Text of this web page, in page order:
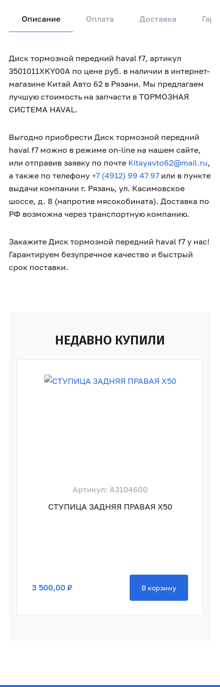
Описание Оплата Доставка
Диск тормозной передний haval f7, артикул
3501011XKY00A по цене руб. в наличии в интернет-
магазине Китай Авто 62 в Рязани. Мы предлагаем
лучшую стоимость на запчасти в ТОРМОЗНАЯ
СИСТЕМА HAVAL.
Выгодно приобрести Диск тормозной передний
haval f7 можно в режиме on-line на нашем сайте,
или отправив заявку по почте Kitayavto62@mail.ru,
а также по телефону +7 (4912) 99 47 97 или в пункте
выдачи компании г. Рязань, ул. Касимовское
шоссе, д. 8 (напротив мясокобината). Доставка по
РФ возможна через транспортную компанию.
Закажите Диск тормозной передний haval f7 у нас!
Гарантируем безупречное качество и быстрый
срок поставки.
НЕДАВНО КУПИЛИ
Артикул: A3104600
СТУПИЦА ЗАДНЯЯ ПРАВАЯ X50
3 500,00 ₽ В корзину